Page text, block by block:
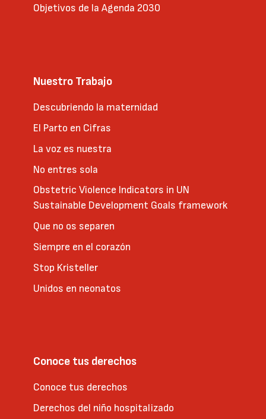
Objetivos de la Agenda 2030
Nuestro Trabajo
Descubriendo la maternidad
El Parto en Cifras
La voz es nuestra
No entres sola
Obstetric Violence Indicators in UN
Sustainable Development Goals framework
Que no os separen
Siempre en el corazón
Stop Kristeller
Unidos en neonatos
Conoce tus derechos
Conoce tus derechos
Derechos del niño hospitalizado